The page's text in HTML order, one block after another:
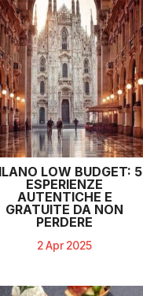
LOW BUDGET: 5
ESPERIENZE
AUTENTICHE E
GRATUITE DA NON
PERDERE
2 Apr 2025